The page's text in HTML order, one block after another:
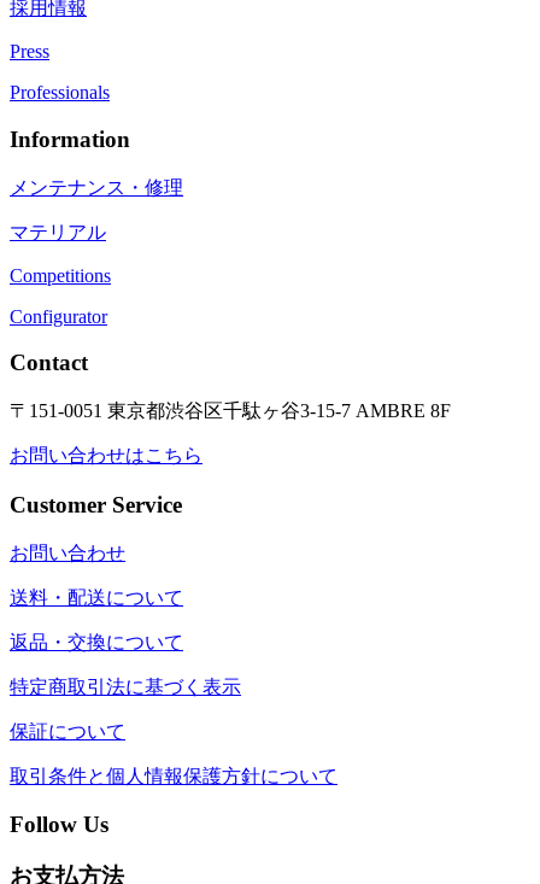
採用情報
Press
Professionals
Information
メンテナンス・修理
マテリアル
Competitions
Configurator
Contact
〒151-0051 東京都渋谷区千駄ヶ谷3-15-7 AMBRE 8F
お問い合わせはこちら
Customer Service
お問い合わせ
送料・配送について
返品・交換について
特定商取引法に基づく表示
保証について
取引条件と個人情報保護方針について
Follow Us
お支払方法